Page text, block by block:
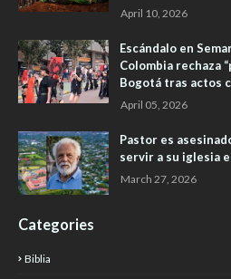
April 10, 2026
Escándalo en
Colombia rechaza
Bogotá tras actos
April 05, 2026
Pastor es
servir a su iglesia
March 27, 2026
Categories
Biblia